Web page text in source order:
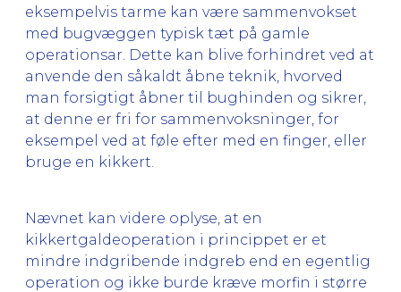
eksempelvis tarme kan være sammenvokset
med bugvæggen typisk tæt på gamle
operationsar. Dette kan blive forhindret ved at
anvende den såkaldt åbne teknik, hvorved
man forsigtigt åbner til bughinden og sikrer,
at denne er fri for sammenvoksninger, for
eksempel ved at føle efter med en finger, eller
bruge en kikkert.
Nævnet kan videre oplyse, at en
kikkertgaldeoperation i princippet er et
mindre indgribende indgreb end en egentlig
operation og ikke burde kræve morfin i større